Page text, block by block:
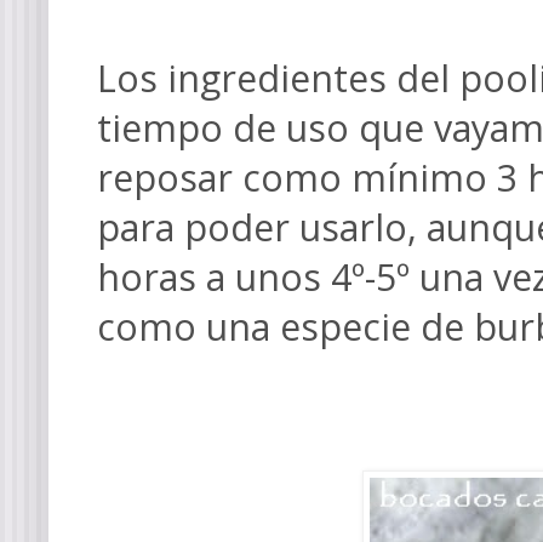
Los ingredientes del
tiempo de uso que
reposar como mínimo 3
para poder usarlo,
horas a unos 4º-5º una
como una especie de